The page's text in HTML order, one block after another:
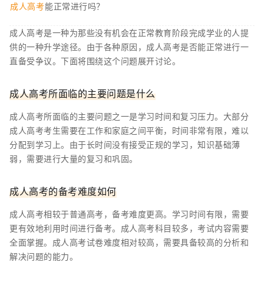
成人高考能正常进行吗？
成人高考是一种为那些没有机会在正常教育阶段完成学业的人提
供的一种升学途径。由于各种原因，成人高考是否能正常进行一
直备受争议。下面将围绕这个问题展开讨论。
成人高考所面临的主要问题是什么
成人高考所面临的主要问题之一是学习时间和复习压力。大部分
成人高考考生需要在工作和家庭之间平衡，时间非常有限，难以
分配到学习上。由于长时间没有接受正规的学习，知识基础薄
弱，需要进行大量的复习和巩固。
成人高考的备考难度如何
成人高考相较于普通高考，备考难度更高。学习时间有限，需要
更有效地利用时间进行备考。成人高考科目较多，考试内容需要
全面掌握。成人高考试卷难度相对较高，需要具备较高的分析和
解决问题的能力。